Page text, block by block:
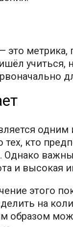
это
учиться,
тех, кто
Однако
и высокая
этого
на
образом